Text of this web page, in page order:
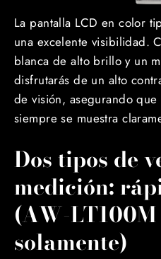
La pantalla LCD en color
una excelente visibilidad.
blanca de alto brillo y un
disfrutarás de un alto
de visión, asegurando
siempre se muestra
Dos tipos de
medición:
(AW-
solamente)